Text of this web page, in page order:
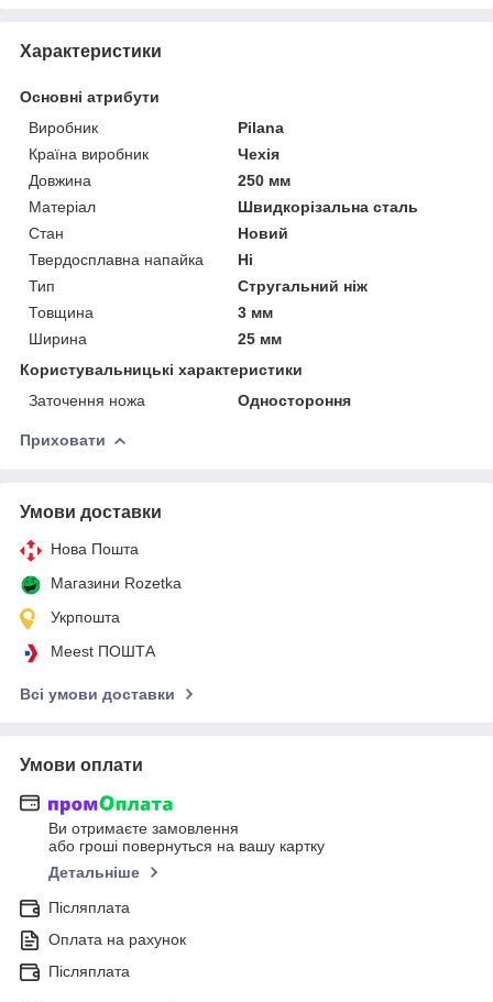
Характеристики
Основні атрибути
Виробник
Pilana
Країна виробник
Чехія
Довжина
250 мм
Матеріал
Швидкорізальна сталь
Стан
Новий
Твердосплавна напайка
Ні
Тип
Стругальний ніж
Товщина
3 мм
Ширина
25 мм
Користувальницькі характеристики
Заточення ножа
Одностороння
Приховати
Умови доставки
Нова Пошта
Магазини Rozetka
Укрпошта
Meest ПОШТА
Всі умови доставки
Умови оплати
Ви отримаєте замовлення
або гроші повернуться на вашу картку
Детальніше
Післяплата
Оплата на рахунок
Післяплата